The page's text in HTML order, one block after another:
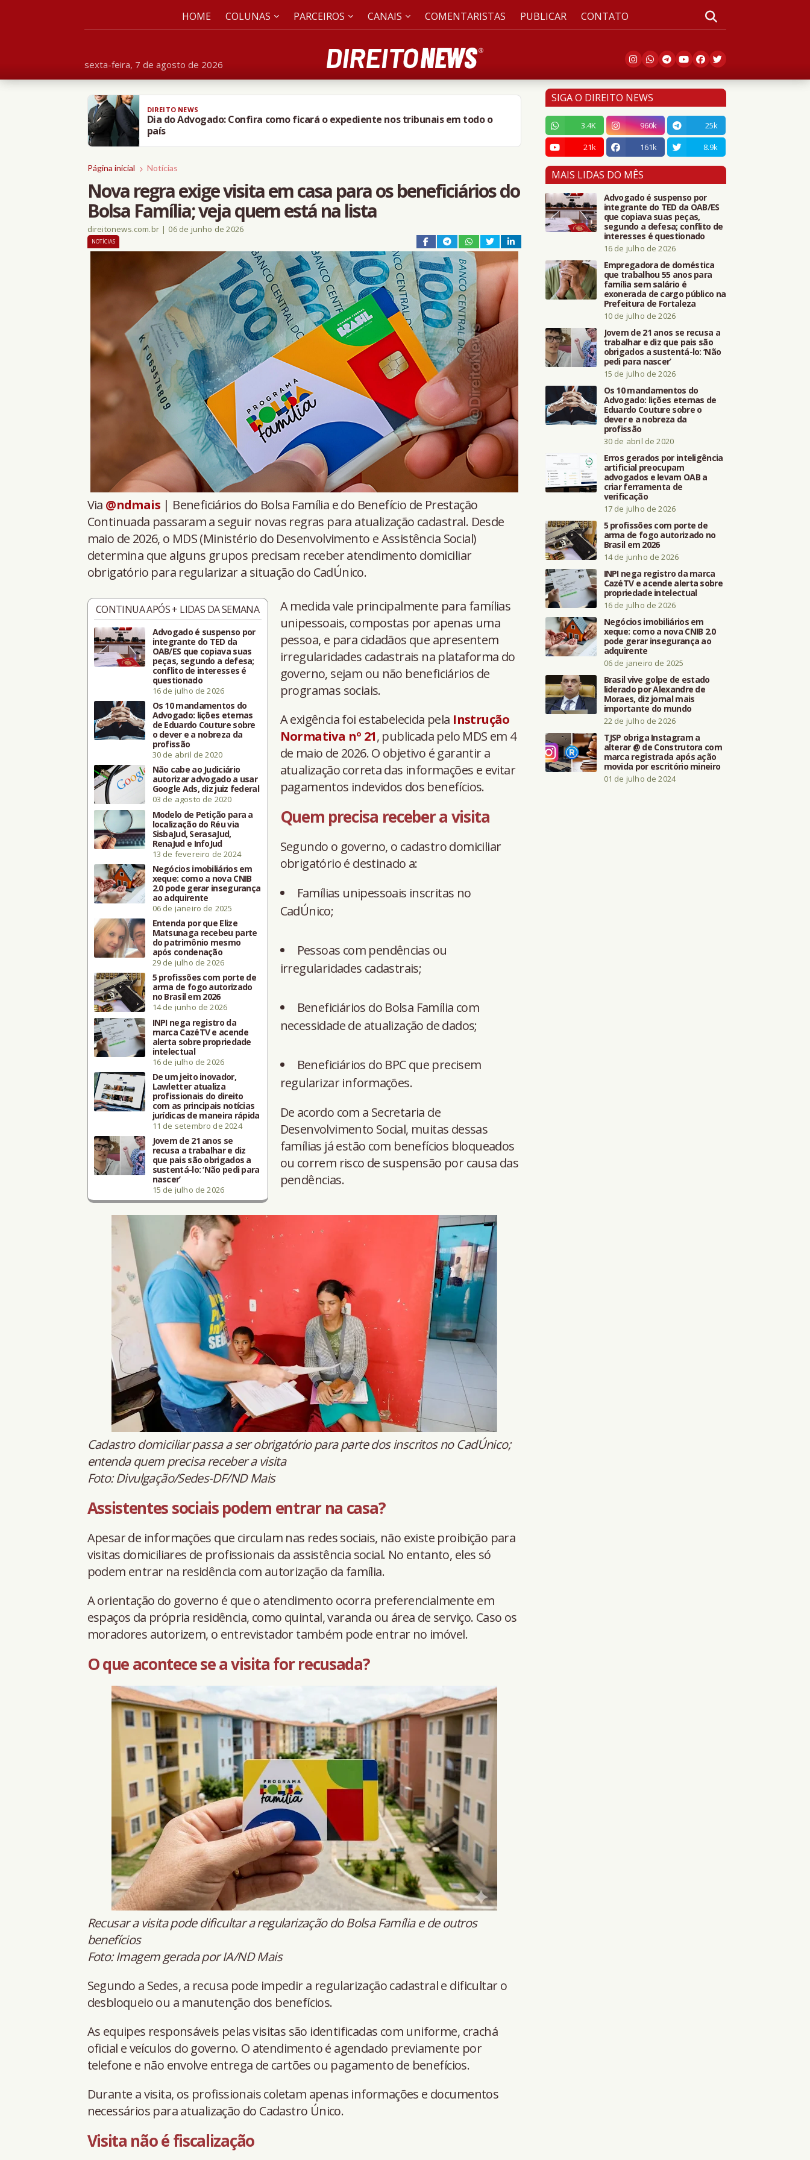
sexta-feira, 7 de agosto de 2026
HOME COLUNAS PARCEIROS CANAIS COMENTARISTAS PUBLICAR CONTATO
DIREITO NEWS
VÍDEO: motorista de ônibus é retirado à força por PM após pedir passagem a
viatura
Página inicial Notícias
Nova regra exige visita em casa para os beneficiários do
Bolsa Família; veja quem está na lista
direitonews.com.br | 06 de junho de 2026
NOTÍCIAS
Via @ndmais| Beneficiários do Bolsa Família e do Benefício de Prestação
Continuada passaram a seguir novas regras para atualização cadastral. Desde
maio de 2026, o MDS (Ministério do Desenvolvimento e Assistência Social)
determina que alguns grupos precisam receber atendimento domiciliar
obrigatório para regularizar a situação do CadÚnico.
CONTINUA APÓS + LIDAS DA SEMANA
Advogado é suspenso por
integrante do TED da
OAB/ES que copiava suas
peças, segundo a defesa;
conflito de interesses é
questionado
16 de julho de 2026
Os 10 mandamentos do
Advogado: lições eternas
de Eduardo Couture sobre
o dever e a nobreza da
profissão
30 de abril de 2020
Não cabe ao Judiciário
autorizar advogado a usar
Google Ads, diz juiz federal
03 de agosto de 2020
Modelo de Petição para a
localização do Réu via
SisbaJud, SerasaJud,
RenaJud e InfoJud
13 de fevereiro de 2024
Negócios imobiliários em
xeque: como a nova CNIB
2.0 pode gerar insegurança
ao adquirente
06 de janeiro de 2025
Entenda por que Elize
Matsunaga recebeu parte
do patrimônio mesmo
após condenação
29 de julho de 2026
5 profissões com porte de
arma de fogo autorizado
no Brasil em 2026
14 de junho de 2026
INPI nega registro da
marca CazéTV e acende
alerta sobre propriedade
intelectual
16 de julho de 2026
De um jeito inovador,
Lawletter atualiza
profissionais do direito
com as principais notícias
jurídicas de maneira rápida
11 de setembro de 2024
Jovem de 21 anos se
recusa a trabalhar e diz
que pais são obrigados a
sustentá-lo: ‘Não pedi para
nascer’
15 de julho de 2026
A medida vale principalmente para famílias
unipessoais, compostas por apenas uma
pessoa, e para cidadãos que apresentem
irregularidades cadastrais na plataforma do
governo, sejam ou não beneficiários de
programas sociais.
A exigência foi estabelecida pela Instrução
Normativa nº 21, publicada pelo MDS em 4
de maio de 2026. O objetivo é garantir a
atualização correta das informações e evitar
pagamentos indevidos dos benefícios.
Quem precisa receber a visita
Segundo o governo, o cadastro domiciliar
obrigatório é destinado a:
Famílias unipessoais inscritas no
CadÚnico;
Pessoas com pendências ou
irregularidades cadastrais;
Beneficiários do Bolsa Família com
necessidade de atualização de dados;
Beneficiários do BPC que precisem
regularizar informações.
De acordo com a Secretaria de
Desenvolvimento Social, muitas dessas
famílias já estão com benefícios bloqueados
ou correm risco de suspensão por causa das
pendências.
Cadastro domiciliar passa a ser obrigatório para parte dos inscritos no CadÚnico;
entenda quem precisa receber a visita
Foto: Divulgação/Sedes-DF/ND Mais
Assistentes sociais podem entrar na casa?
Apesar de informações que circulam nas redes sociais, não existe proibição para
visitas domiciliares de profissionais da assistência social. No entanto, eles só
podem entrar na residência com autorização da família.
A orientação do governo é que o atendimento ocorra preferencialmente em
espaços da própria residência, como quintal, varanda ou área de serviço. Caso os
moradores autorizem, o entrevistador também pode entrar no imóvel.
O que acontece se a visita for recusada?
Recusar a visita pode dificultar a regularização do Bolsa Família e de outros
benefícios
Foto: Imagem gerada por IA/ND Mais
Segundo a Sedes, a recusa pode impedir a regularização cadastral e dificultar o
desbloqueio ou a manutenção dos benefícios.
As equipes responsáveis pelas visitas são identificadas com uniforme, crachá
oficial e veículos do governo. O atendimento é agendado previamente por
telefone e não envolve entrega de cartões ou pagamento de benefícios.
Durante a visita, os profissionais coletam apenas informações e documentos
necessários para atualização do Cadastro Único.
Visita não é fiscalização
SIGA O DIREITO NEWS
3.4K 960k
25k
21k
161k 8.9k
MAIS LIDAS DO MÊS
Advogado é suspenso por
integrante do TED da OAB/ES
que copiava suas peças,
segundo a defesa; conflito de
interesses é questionado
16 de julho de 2026
Empregadora de doméstica
que trabalhou 55 anos para
família sem salário é
exonerada de cargo público na
Prefeitura de Fortaleza
10 de julho de 2026
Jovem de 21 anos se recusa a
trabalhar e diz que pais são
obrigados a sustentá-lo: ‘Não
pedi para nascer’
15 de julho de 2026
Os 10 mandamentos do
Advogado: lições eternas de
Eduardo Couture sobre o
dever e a nobreza da
profissão
30 de abril de 2020
Erros gerados por inteligência
artificial preocupam
advogados e levam OAB a
criar ferramenta de
verificação
17 de julho de 2026
5 profissões com porte de
arma de fogo autorizado no
Brasil em 2026
14 de junho de 2026
INPI nega registro da marca
CazéTV e acende alerta sobre
propriedade intelectual
16 de julho de 2026
Negócios imobiliários em
xeque: como a nova CNIB 2.0
pode gerar insegurança ao
adquirente
06 de janeiro de 2025
Brasil vive golpe de estado
liderado por Alexandre de
Moraes, diz jornal mais
importante do mundo
22 de julho de 2026
TJSP obriga Instagram a
alterar @ de Construtora com
marca registrada após ação
movida por escritório mineiro
01 de julho de 2024